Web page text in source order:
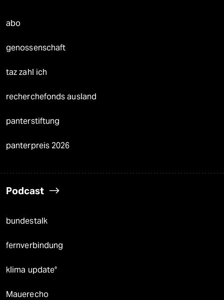
abo
genossenschaft
taz zahl ich
recherchefonds ausland
panterstiftung
panterpreis 2026
Podcast
bundestalk
fernverbindung
klima update°
Mauerecho